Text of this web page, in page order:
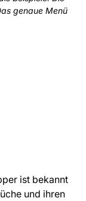
genaue Menü
ist bekannt
und ihren